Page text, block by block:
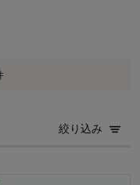
絞り込み